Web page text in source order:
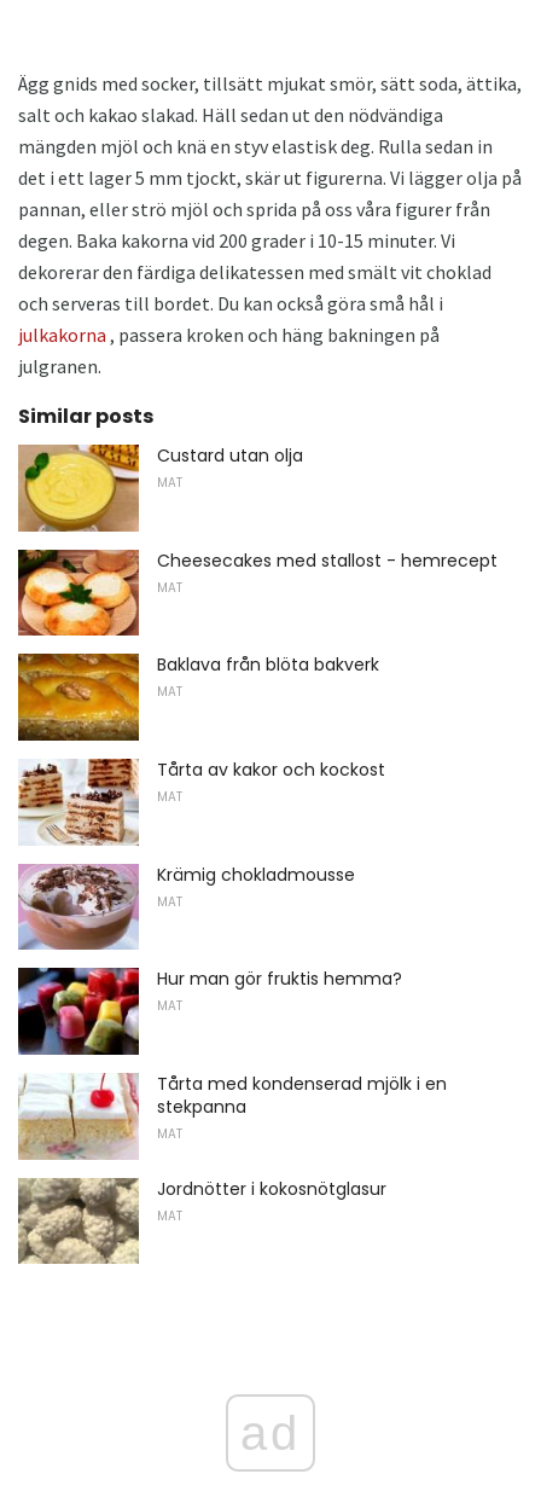
Ägg gnids med socker, tillsätt mjukat smör, sätt soda, ättika,
salt och kakao slakad. Häll sedan ut den nödvändiga
mängden mjöl och knä en styv elastisk deg. Rulla sedan in
det i ett lager 5 mm tjockt, skär ut figurerna. Vi lägger olja på
pannan, eller strö mjöl och sprida på oss våra figurer från
degen. Baka kakorna vid 200 grader i 10-15 minuter. Vi
dekorerar den färdiga delikatessen med smält vit choklad
och serveras till bordet. Du kan också göra små hål i
julkakorna , passera kroken och häng bakningen på
julgranen.
Similar posts
Custard utan olja
MAT
Cheesecakes med stallost - hemrecept
MAT
Baklava från blöta bakverk
MAT
Tårta av kakor och kockost
MAT
Krämig chokladmousse
MAT
Hur man gör fruktis hemma?
MAT
Tårta med kondenserad mjölk i en
stekpanna
MAT
Jordnötter i kokosnötglasur
MAT
ad